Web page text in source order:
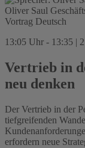
Oliver Saul
Vortrag Deutsch
13:05 Uhr - 13:35 |
Vertrieb in
neu denken
Der Vertrieb in der
tiefgreifenden
erfordern neue